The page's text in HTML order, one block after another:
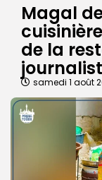
Magal
de la
samedi 1 août